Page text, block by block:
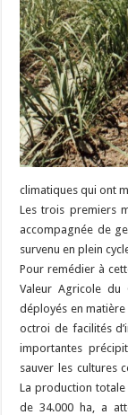
climatiques qui ont
Les trois premiers
accompagnée de
survenu en plein
Pour remédier à
Valeur Agricole du
déployés en
octroi de facilités
importantes
sauver les cultures
La production totale
de 34.000 ha, a